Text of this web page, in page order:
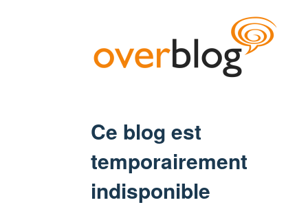
Ce blog est
temporairement
indisponible